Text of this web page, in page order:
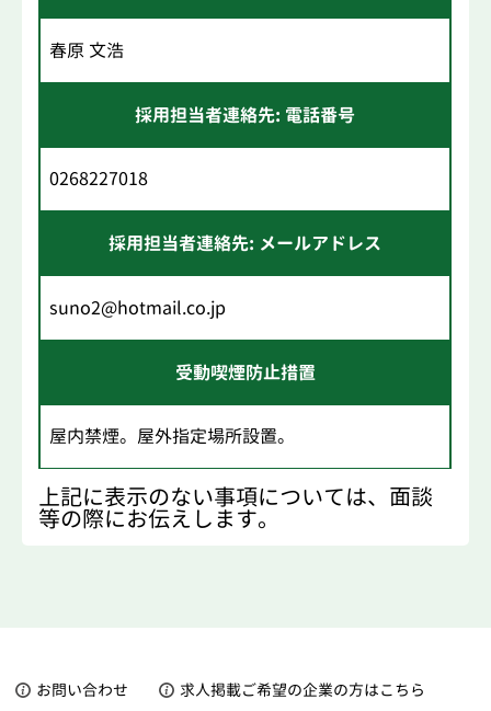
春原 文浩
採用担当者連絡先: 電話番号
0268227018
採用担当者連絡先: メールアドレス
suno2@hotmail.co.jp
受動喫煙防止措置
屋内禁煙。屋外指定場所設置。
上記に表示のない事項については、面談
等の際にお伝えします。
お問い合わせ
求人掲載ご希望の企業の方はこちら